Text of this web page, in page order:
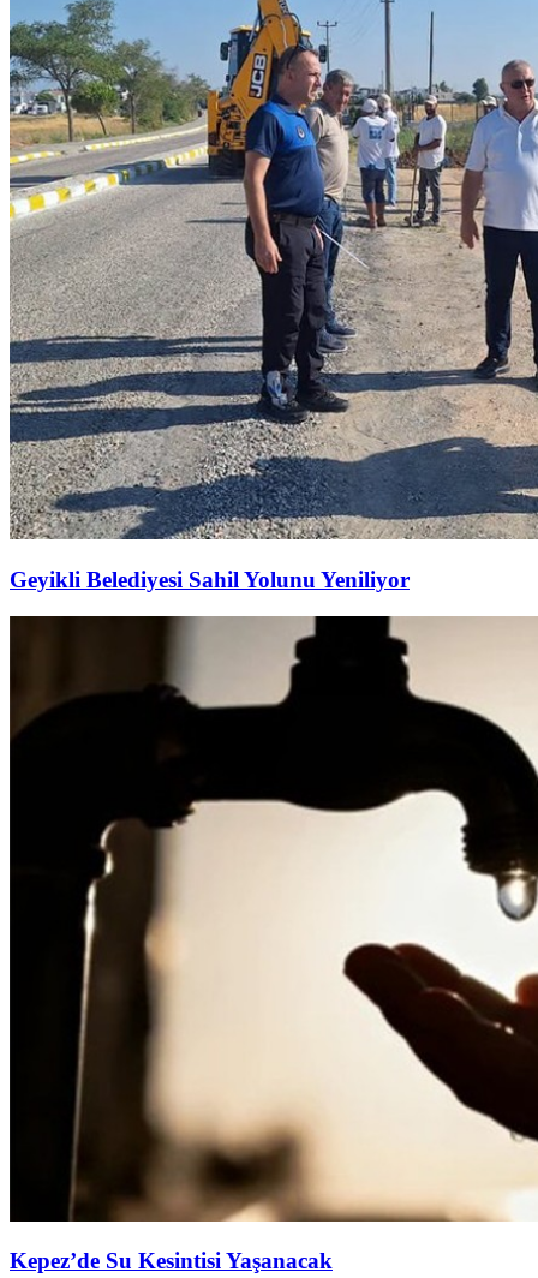
Geyikli Belediyesi Sahil Yolunu Yeniliyor
Kepez’de Su Kesintisi Yaşanacak